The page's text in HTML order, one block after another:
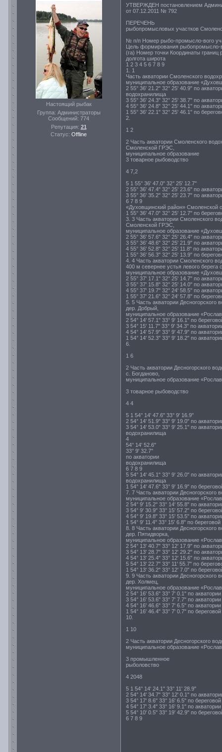
Настоящий рыбак
Группа: Администраторы
Сообщений: 774
Репутация: 21
Статус: Offline
УТВЕРЖДЕН постановлением
от 07.12.2011 № 792
ПЕРЕЧЕНЬ
рыбопромысловых участков
№ п/п Номер рыбо-промысло-вого
Цель формирования рыбопромысло-
(га) Номер точки Координаты
долгота широта
1 2 3 4 5 6 7 8 9
1. 1
Часть акватории Смоленского
муниципальное образование
2 55° 36' 21.2" 32° 25' 40.9" по
водохранилища
3 55° 36' 24.3" 32° 25' 38.7" по
4 55° 36' 24.8" 32° 25' 44.1" по
1 55° 36' 22.1" 32° 25' 46.1" по
2.
1 2
2 Часть акватории Смоленского
Смоленской ГРЭС,
муниципальное образование
3 товарное рыбоводство
4 7,2
5 1 55° 36' 47.0" 32° 25' 12.7"
2 55° 36' 47.4" 32° 25' 23.6" по
3 55° 36' 35.2" 32° 25' 23.7" по
6 7 8 9
«Духовщинский район» Смоленской
1 55° 36' 47.0" 32° 25' 12.7" по
3. 3 Часть акватории Смоленского
Смоленской ГРЭС,
муниципальное образование
2 55° 36' 57.6" 32° 25' 26.4" по
3 55° 36' 48.6" 32° 25' 21.9" по
4 55° 36' 52.8" 32° 25' 11.8" по
1 55° 36' 56.3" 32° 25' 13.9" по
4. 4 Часть акватории Смоленского
400 м севернее устья левого
муниципальное образование
2 55° 37' 17.1" 32° 25' 14.7" по
3 55° 37' 15.8" 32° 25' 14.0" по
4 55° 37' 19.7" 32° 24' 58.5" по
1 55° 37' 21.6" 32° 24' 57.8" по
5. 5 Часть акватории Десногорского
дер. Добрый,
муниципальное образование
2 54° 14' 57.1" 33° 9' 16.1" по
3 54° 15' 11.7" 33° 9' 34.3" по
4 54° 14' 57.9" 33° 9' 47.9" по
1 54° 14' 52.3" 33° 9' 18.2" по
6.
1 6
2 Часть акватории Десногорского
с. Богданово,
муниципальное образование
3 товарное рыбоводство
4 4
5 1 54° 14' 47.6" 33° 9' 16.9"
2 54° 14' 51.9" 33° 9' 19.0" по
3 54° 14' 53.0" 33° 9' 25.1" по
водохранилища
4
54° 14' 52.6"
33° 9' 32.7"
по акватории
водохранилища
6 7 8 9
5 54° 14' 45.1" 33° 9' 26.0" по
водохранилища
1 54° 14' 47.6" 33° 9' 16.9" по
7. 7 Часть акватории
муниципальное образование
2 54° 9' 15.2" 33° 14' 55.8" по
3 54° 9' 30.9" 33° 15' 57.2" по
4 54° 9' 19.8" 33° 15' 53.5" по
1 54° 9' 11.4" 33° 15' 6.8" по
8. 8 Часть акватории Десногорского
дер. Пятидворка,
муниципальное образование
2 54° 13' 40.7" 33° 12' 17.9" по
3 54° 13' 28.7" 33° 12' 29.2" по
4 54° 13' 25.4" 33° 12' 15.6" по
5 54° 13' 22.7" 33° 11' 55.7" по
1 54° 13' 36.2" 33° 12' 7.0" по
9. 9 Часть акватории Десногорского
дер. Холмец,
муниципальное образование
2 54° 16' 53.6" 33° 7' 0.1" по
3 54° 16' 53.6" 33° 7' 7.7" по
4 54° 16' 46.6" 33° 7' 6.5" по
1 54° 16' 46.4" 33° 7' 0.7" по
10.
1 10
2 Часть акватории Десногорского
муниципальное образование
3 промышленное
рыболовство
4 2048
5 1 54° 14' 24.1" 33° 11' 28.9"
2 54° 14' 34.7" 33° 12' 0.1" по
3 54° 17' 8.6" 33° 16' 6.5" по
4 54° 17' 3.4" 33° 16' 9.1" по
5 54° 10' 0.5" 33° 19' 42.9" по
6 7 8 9